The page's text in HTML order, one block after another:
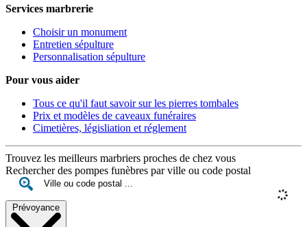
Services marbrerie
Choisir un monument
Entretien sépulture
Personnalisation sépulture
Pour vous aider
Tous ce qu'il faut savoir sur les pierres tombales
Prix et modèles de caveaux funéraires
Cimetières, législiation et réglement
Trouvez les meilleurs marbriers proches de chez vous
Rechercher des pompes funèbres par ville ou code postal
Prévoyance